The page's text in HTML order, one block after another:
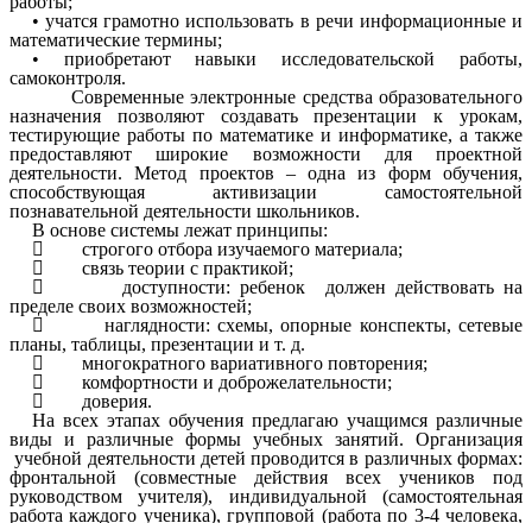
• учатся грамотно использовать в речи информационные и
математические термины;
• приобретают навыки исследовательской работы,
самоконтроля.
Современные электронные средства образовательного
назначения позволяют создавать презентации к урокам,
тестирующие работы по математике и информатике, а также
предоставляют широкие возможности для проектной
деятельности. Метод проектов – одна из форм обучения,
способствующая активизации самостоятельной
познавательной деятельности школьников.
В основе системы лежат принципы:
 строгого отбора изучаемого материала;
 связь теории с практикой;
 доступности: ребенок должен действовать на
пределе своих возможностей;
 наглядности: схемы, опорные конспекты, сетевые
планы, таблицы, презентации и т. д.
 многократного вариативного повторения;
 комфортности и доброжелательности;
 доверия.
На всех этапах обучения предлагаю учащимся различные
виды и различные формы учебных занятий. Организация
учебной деятельности детей проводится в различных формах:
фронтальной (совместные действия всех учеников под
руководством учителя), индивидуальной (самостоятельная
работа каждого ученика), групповой (работа по 3-4 человека,